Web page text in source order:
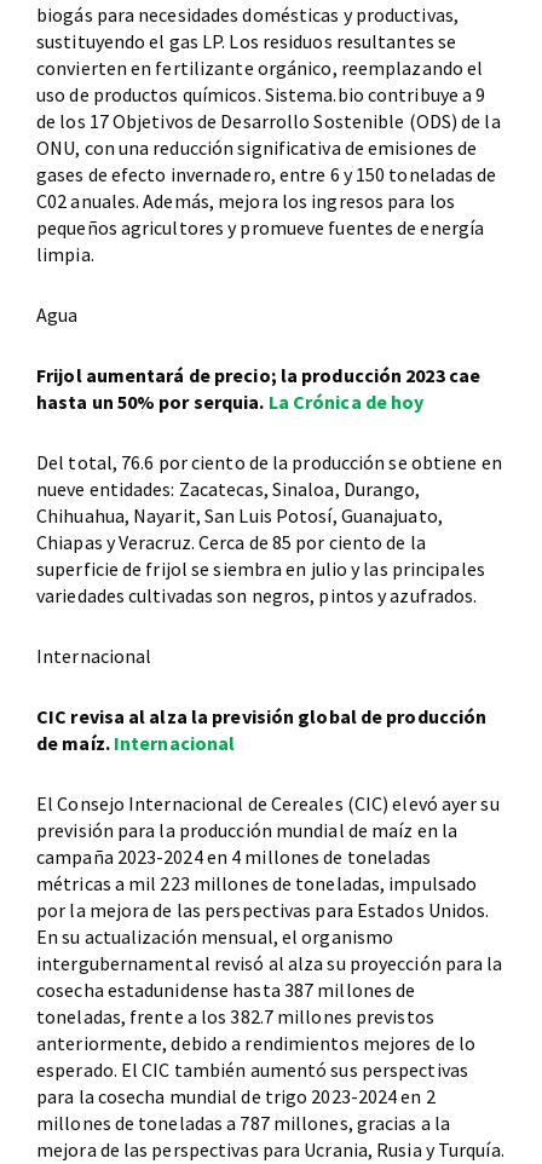
biogás para necesidades domésticas y productivas,
sustituyendo el gas LP. Los residuos resultantes se
convierten en fertilizante orgánico, reemplazando el
uso de productos químicos. Sistema.bio contribuye a 9
de los 17 Objetivos de Desarrollo Sostenible (ODS) de la
ONU, con una reducción significativa de emisiones de
gases de efecto invernadero, entre 6 y 150 toneladas de
C02 anuales. Además, mejora los ingresos para los
pequeños agricultores y promueve fuentes de energía
limpia.
Agua
Frijol aumentará de precio; la producción 2023 cae
hasta un 50% por serquia. La Crónica de hoy
Del total, 76.6 por ciento de la producción se obtiene en
nueve entidades: Zacatecas, Sinaloa, Durango,
Chihuahua, Nayarit, San Luis Potosí, Guanajuato,
Chiapas y Veracruz. Cerca de 85 por ciento de la
superficie de frijol se siembra en julio y las principales
variedades cultivadas son negros, pintos y azufrados.
Internacional
CIC revisa al alza la previsión global de producción
de maíz. Internacional
El Consejo Internacional de Cereales (CIC) elevó ayer su
previsión para la producción mundial de maíz en la
campaña 2023-2024 en 4 millones de toneladas
métricas a mil 223 millones de toneladas, impulsado
por la mejora de las perspectivas para Estados Unidos.
En su actualización mensual, el organismo
intergubernamental revisó al alza su proyección para la
cosecha estadunidense hasta 387 millones de
toneladas, frente a los 382.7 millones previstos
anteriormente, debido a rendimientos mejores de lo
esperado. El CIC también aumentó sus perspectivas
para la cosecha mundial de trigo 2023-2024 en 2
millones de toneladas a 787 millones, gracias a la
mejora de las perspectivas para Ucrania, Rusia y Turquía.